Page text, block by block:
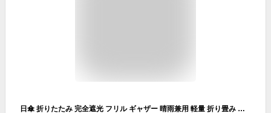
日傘 折りたたみ 完全遮光 フリル ギャザー 晴雨兼用 軽量 折り畳み 折りたたみ 撥水 遮光率100% 母の日 ギフト 涼しい かわいい ゴルフ おしゃれ 大人 黒 紫外線カット UVカット 55cm 大きめ